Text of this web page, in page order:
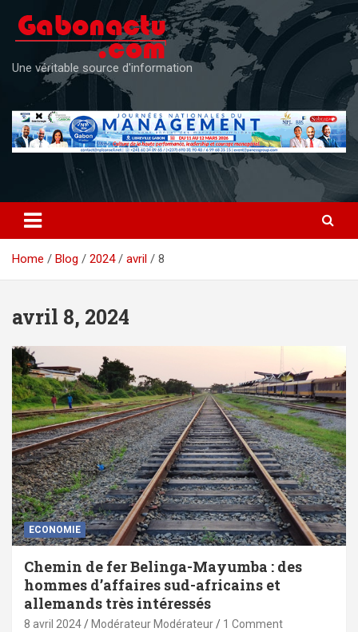
content
Une véritable source d'information
Home Blog 2024 avril 8
avril 8, 2024
ECONOMIE
Chemin de fer Belinga-Mayumba : des
hommes d’affaires sud-africains et
allemands très intéressés
8 avril 2024 Modérateur Modérateur 1 Comment